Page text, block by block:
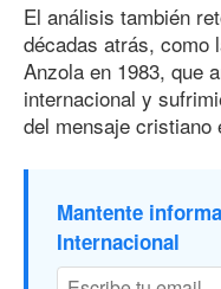
El análisis también
décadas atrás, como
Anzola en 1983, que
internacional y
del mensaje cristiano
Mantente
Internacional